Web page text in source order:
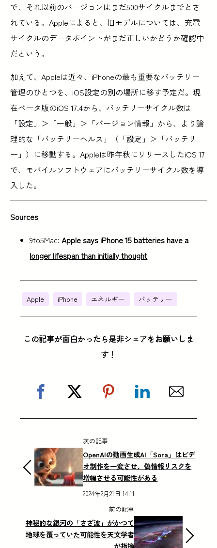
で、それ以前のバージョンはまだ500サイクルまでとさ
れている。Appleによると、旧モデルについては、充電
サイクルのデータポイントがまだ正しいかどうか確認中
だという。
加えて、Appleは近々、iPhoneの最も重要なバッテリー
管理のひとつを、iOS設定の別の場所に移す予定だ。現
在ベータ版のiOS 17.4から、バッテリーサイクル数は
「設定」＞「一般」＞「バージョン情報」から、より論
理的な「バッテリーヘルス」（「設定」＞「バッテリ
ー」）に移動する。Appleは昨年秋にリリースしたiOS 17
で、モバイルソフトウェアにバッテリーサイクル数を導
入した。
Sources
9to5Mac:Apple says iPhone 15 batteries have a
longer lifespan than initially thought
Apple iPhone エネルギー バッテリー
この記事が面白かったら是非シェアをお願いしま
す！
次の記事
OpenAIの動画生成AI「Sora」はビデ
オ制作を一変させ、偽情報リスクを
増幅させる可能性がある
2024年2月21日 14:11
前の記事
神秘的な銀河の「さざ波」がかつて
地球を覆っていた可能性を天文学者
が指摘